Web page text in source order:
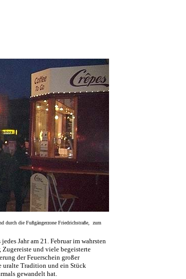
durch die Fußgängerzone Friedrichstraße, zum
Jahr am 21. Februar im wahrsten
Zugereiste und viele begeisterte
der Feuerschein großer
uralte Tradition und ein Stück
gewandelt hat.